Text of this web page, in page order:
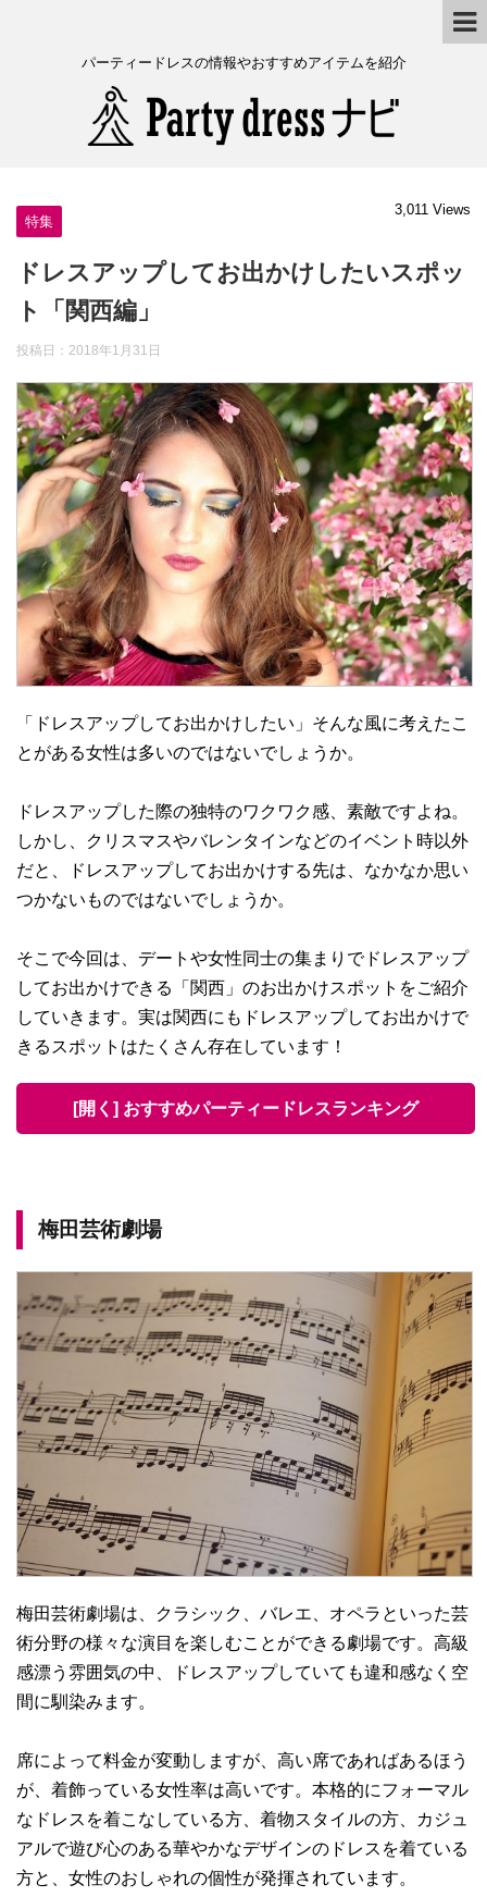
パーティードレスの情報やおすすめアイテムを紹介
特集
3,011 Views
ドレスアップしてお出かけしたいスポッ
ト「関西編」
投稿日： 2018年1月31日
「ドレスアップしてお出かけしたい」そんな風に考えたこ
とがある女性は多いのではないでしょうか。
ドレスアップした際の独特のワクワク感、素敵ですよね。
しかし、クリスマスやバレンタインなどのイベント時以外
だと、ドレスアップしてお出かけする先は、なかなか思い
つかないものではないでしょうか。
そこで今回は、デートや女性同士の集まりでドレスアップ
してお出かけできる「関西」のお出かけスポットをご紹介
していきます。実は関西にもドレスアップしてお出かけで
きるスポットはたくさん存在しています！
[開く] おすすめパーティードレスランキング
梅田芸術劇場
梅田芸術劇場は、クラシック、バレエ、オペラといった芸
術分野の様々な演目を楽しむことができる劇場です。高級
感漂う雰囲気の中、ドレスアップしていても違和感なく空
間に馴染みます。
席によって料金が変動しますが、高い席であればあるほう
が、着飾っている女性率は高いです。本格的にフォーマル
なドレスを着こなしている方、着物スタイルの方、カジュ
アルで遊び心のある華やかなデザインのドレスを着ている
方と、女性のおしゃれの個性が発揮されています。